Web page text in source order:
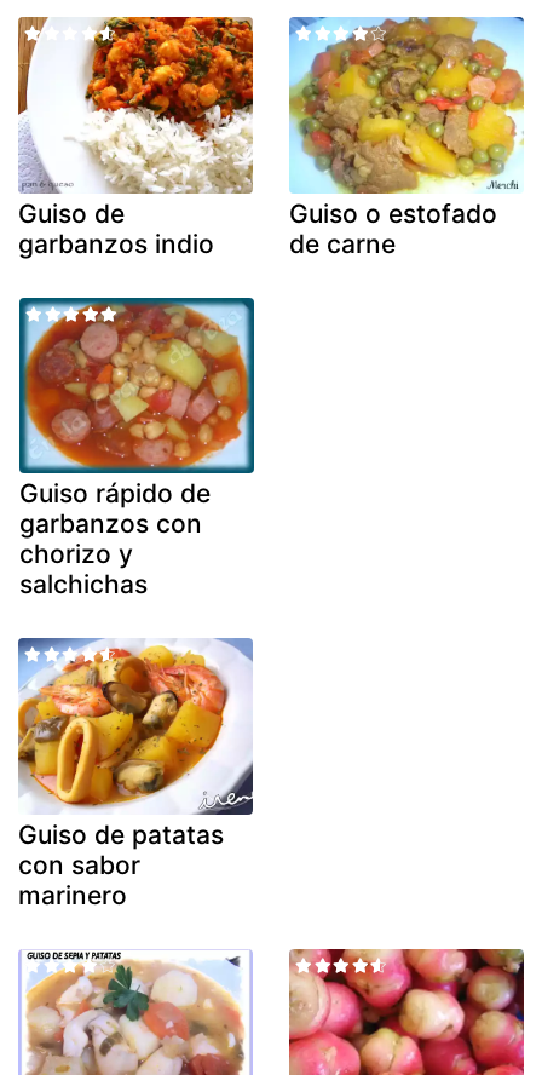
Guiso de
garbanzos indio
Guiso o estofado
de carne
Guiso rápido de
garbanzos con
chorizo y
salchichas
Guiso de patatas
con sabor
marinero